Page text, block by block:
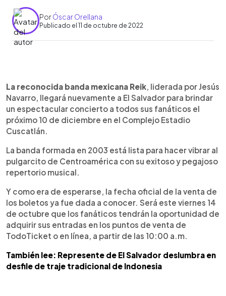
PorÓscar Orellana
Publicado el 11 de octubre de 2022
Escuchar artículo
La reconocida banda mexicana Reik, liderada por Jesús
Navarro, llegará nuevamente a El Salvador para brindar
un espectacular concierto a todos sus fanáticos el
próximo 10 de diciembre en el Complejo Estadio
Cuscatlán.
La banda formada en 2003 está lista para hacer vibrar al
pulgarcito de Centroamérica con su exitoso y pegajoso
repertorio musical.
Y como era de esperarse, la fecha oficial de la venta de
los boletos ya fue dada a conocer. Será este viernes 14
de octubre que los fanáticos tendrán la oportunidad de
adquirir sus entradas en los puntos de venta de
TodoTicket o en línea, a partir de las 10:00 a.m.
También lee: Represente de El Salvador deslumbra en
desfile de traje tradicional de Indonesia